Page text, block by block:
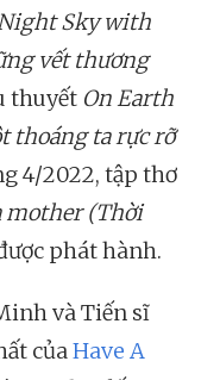
Sky with
vết thương
thuyết On Earth
thoáng ta rực rỡ
4/2022, tập thơ
mother (Thời
phát hành.
và Tiến sĩ
củaHave A